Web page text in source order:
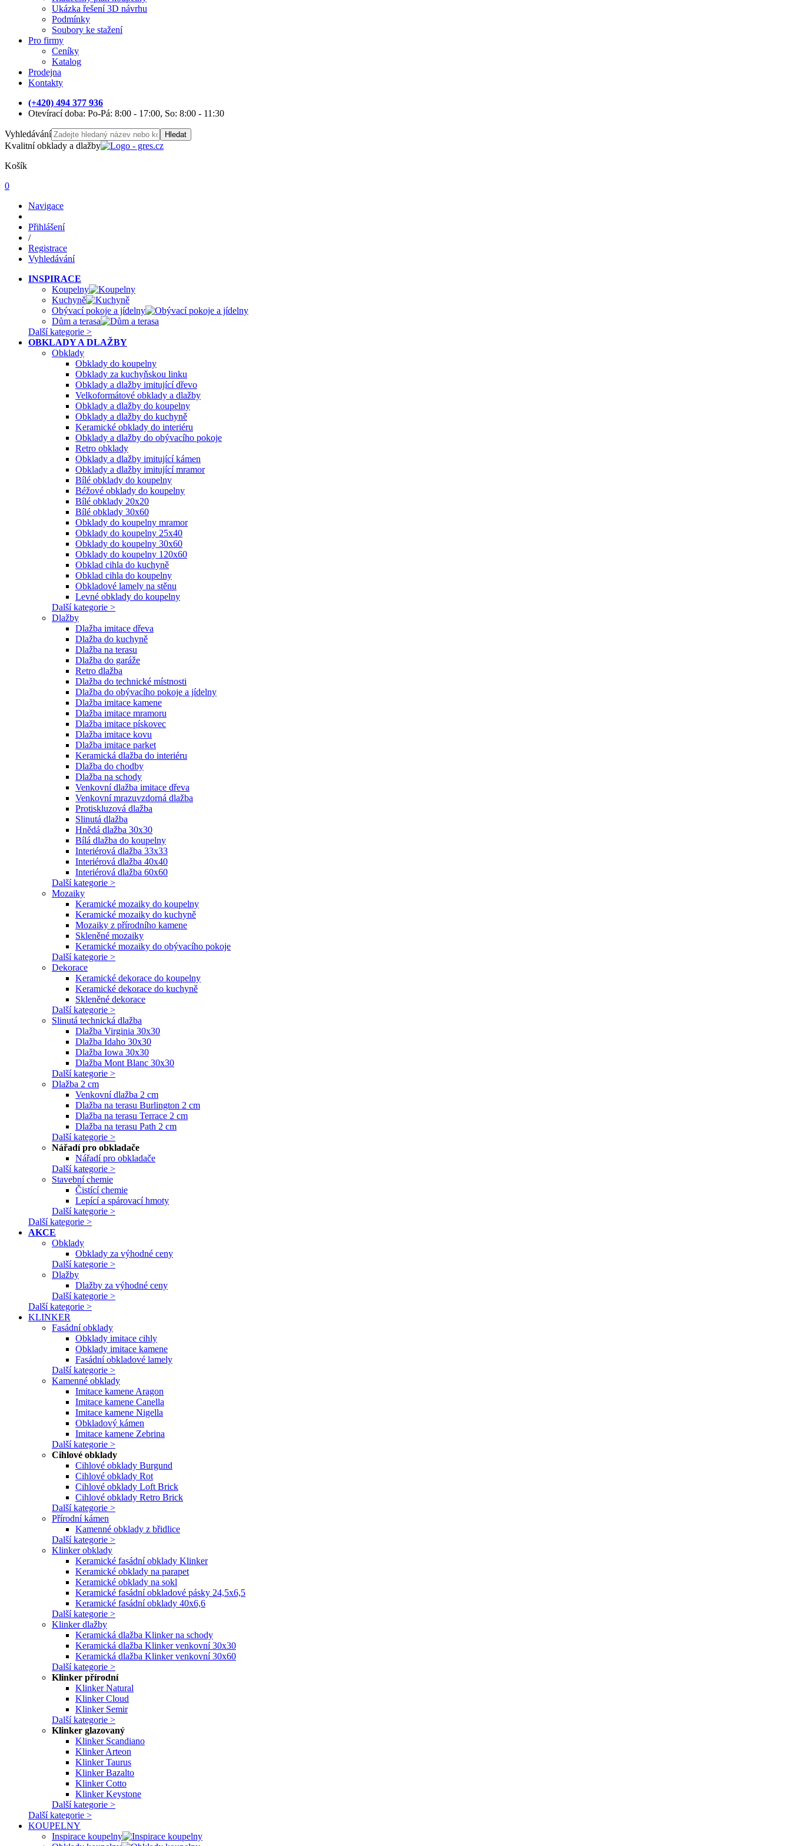
Ukázka řešení 3D návrhu
Podmínky
Soubory ke stažení
Pro firmy
Ceníky
Katalog
Prodejna
Kontakty
(+420) 494 377 936
Otevírací doba: Po-Pá: 8:00 - 17:00, So: 8:00 - 11:30
Vyhledávání Hledat
Kvalitní obklady a dlažby
Košík
0
Navigace
Přihlášení
/
Registrace
Vyhledávání
INSPIRACE
Koupelny
Kuchyně
Obývací pokoje a jídelny
Dům a terasa
Další kategorie >
OBKLADY A DLAŽBY
Obklady
Obklady do koupelny
Obklady za kuchyňskou linku
Obklady a dlažby imitující dřevo
Velkoformátové obklady a dlažby
Obklady a dlažby do koupelny
Obklady a dlažby do kuchyně
Keramické obklady do interiéru
Obklady a dlažby do obývacího pokoje
Retro obklady
Obklady a dlažby imitující kámen
Obklady a dlažby imitující mramor
Bílé obklady do koupelny
Béžové obklady do koupelny
Bílé obklady 20x20
Bílé obklady 30x60
Obklady do koupelny mramor
Obklady do koupelny 25x40
Obklady do koupelny 30x60
Obklady do koupelny 120x60
Obklad cihla do kuchyně
Obklad cihla do koupelny
Obkladové lamely na stěnu
Levné obklady do koupelny
Další kategorie >
Dlažby
Dlažba imitace dřeva
Dlažba do kuchyně
Dlažba na terasu
Dlažba do garáže
Retro dlažba
Dlažba do technické místnosti
Dlažba do obývacího pokoje a jídelny
Dlažba imitace kamene
Dlažba imitace mramoru
Dlažba imitace pískovec
Dlažba imitace kovu
Dlažba imitace parket
Keramická dlažba do interiéru
Dlažba do chodby
Dlažba na schody
Venkovní dlažba imitace dřeva
Venkovní mrazuvzdorná dlažba
Protiskluzová dlažba
Slinutá dlažba
Hnědá dlažba 30x30
Bílá dlažba do koupelny
Interiérová dlažba 33x33
Interiérová dlažba 40x40
Interiérová dlažba 60x60
Další kategorie >
Mozaiky
Keramické mozaiky do koupelny
Keramické mozaiky do kuchyně
Mozaiky z přírodního kamene
Skleněné mozaiky
Keramické mozaiky do obývacího pokoje
Další kategorie >
Dekorace
Keramické dekorace do koupelny
Keramické dekorace do kuchyně
Skleněné dekorace
Další kategorie >
Slinutá technická dlažba
Dlažba Virginia 30x30
Dlažba Idaho 30x30
Dlažba Iowa 30x30
Dlažba Mont Blanc 30x30
Další kategorie >
Dlažba 2 cm
Venkovní dlažba 2 cm
Dlažba na terasu Burlington 2 cm
Dlažba na terasu Terrace 2 cm
Dlažba na terasu Path 2 cm
Další kategorie >
Nářadí pro obkladače
Nářadí pro obkladače
Další kategorie >
Stavební chemie
Čistící chemie
Lepící a spárovací hmoty
Další kategorie >
Další kategorie >
AKCE
Obklady
Obklady za výhodné ceny
Další kategorie >
Dlažby
Dlažby za výhodné ceny
Další kategorie >
Další kategorie >
KLINKER
Fasádní obklady
Obklady imitace cihly
Obklady imitace kamene
Fasádní obkladové lamely
Další kategorie >
Kamenné obklady
Imitace kamene Aragon
Imitace kamene Canella
Imitace kamene Nigella
Obkladový kámen
Imitace kamene Zebrina
Další kategorie >
Cihlové obklady
Cihlové obklady Burgund
Cihlové obklady Rot
Cihlové obklady Loft Brick
Cihlové obklady Retro Brick
Další kategorie >
Přírodní kámen
Kamenné obklady z břidlice
Další kategorie >
Klinker obklady
Keramické fasádní obklady Klinker
Keramické obklady na parapet
Keramické obklady na sokl
Keramické fasádní obkladové pásky 24,5x6,5
Keramické fasádní obklady 40x6,6
Další kategorie >
Klinker dlažby
Keramická dlažba Klinker na schody
Keramická dlažba Klinker venkovní 30x30
Keramická dlažba Klinker venkovní 30x60
Další kategorie >
Klinker přírodní
Klinker Natural
Klinker Cloud
Klinker Semir
Další kategorie >
Klinker glazovaný
Klinker Scandiano
Klinker Arteon
Klinker Taurus
Klinker Bazalto
Klinker Cotto
Klinker Keystone
Další kategorie >
Další kategorie >
KOUPELNY
Inspirace koupelny